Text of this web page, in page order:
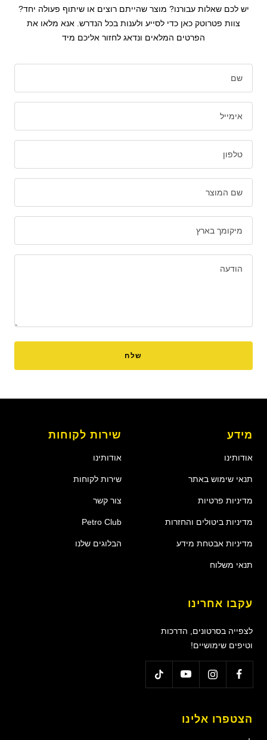
יש לכם שאלות עבורנו? מוצר שהייתם רוצים או שיתוף פעולה יחד?
צוות פטרוטק כאן כדי לסייע ולענות בכל הנדרש. אנא מלאו את
הפרטים המלאים ונדאג לחזור אליכם מיד
שם
אימייל
טלפון
שם המוצר
מיקומך בארץ
הודעה
שלח
מידע
אודותינו
תנאי שימוש באתר
מדיניות פרטיות
מדיניות ביטולים והחזרות
מדיניות אבטחת מידע
תנאי משלוח
שירות לקוחות
אודותינו
שירות לקוחות
צור קשר
Petro Club
הבלוגים שלנו
עקבו אחרינו
לצפייה בסרטונים, הדרכות
וטיפים שימושיים!
הצטפרו אלינו